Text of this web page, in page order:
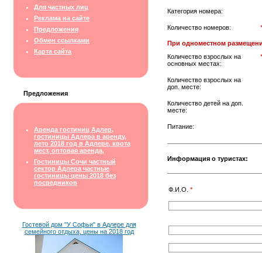
Для частных лиц
Реклама на сайте
Предложения
Обмен ссылками
Карта сайта
Предложения
Аренда гостиниц Адлер,
гостиницы Адлера в аренду,
лето 2018 год в Адлере, квота
мест, оптовая аренда,
Гостиницы Сочи частный
сектор Адлера частные
гостиницы цены 2018 без
посредников
Гостевой дом "У Софьи" в Адлере для
семейного отдыха, цены на 2018 год
Категория номера:
Количество номеров: *
При одноместном
Количество взрослых на
основных местах:
*
Количество взрослых на
доп. месте:
Количество детей на доп.
месте:
Питание:
Информация о туристах:
Ф.И.О. *